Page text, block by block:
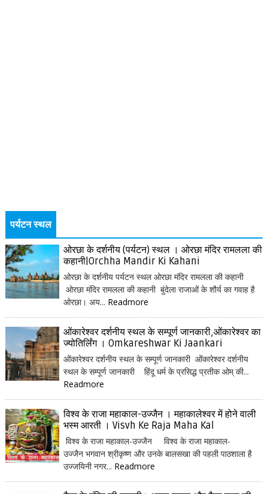
पर्यटन स्थल
ओरछा के दर्शनीय (पर्यटन) स्थल । ओरछा मंदिर रामलला की
कहानी|Orchha Mandir Ki Kahani
ओरछा के दर्शनीय पर्यटन स्थल ओरछा मंदिर रामलला की कहानी
ओरछा मंदिर रामलला की कहानी बुंदेला राजाओं के शौर्य का गवाह है
ओरछा। अय... Readmore
ओंकारेश्वर दर्शनीय स्थल के सम्पूर्ण जानकारी,ओंकारेश्वर का
ज्योतिर्लिंग । Omkareshwar Ki Jaankari
ओंकारेश्वर दर्शनीय स्थल के सम्पूर्ण जानकारी ओंकारेश्वर दर्शनीय
स्थल के सम्पूर्ण जानकारी हिंदू धर्म के प्रसिद्ध प्रतीक ओम् की...
Readmore
विश्व के राजा महाकाल-उज्जैन । महाकालेश्वर में होने वाली
भस्म आरती । Visvh Ke Raja Maha Kal
विश्व के राजा महाकाल-उज्जैन विश्व के राजा महाकाल-
उज्जैन भगवान श्रीकृष्ण और उनके बालसखा की पहली पाठशाला है
उज्जयिनी नगर... Readmore